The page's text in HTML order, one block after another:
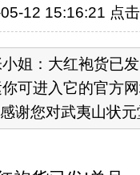
12 15:16:21 点
姐：大红袍货已
可进入它的官方
谢您对武夷山状